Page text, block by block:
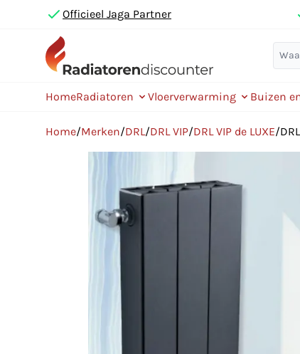
Officieel Jaga Partner
HomeRadiatoren Vloerverwarming Buizen
Home/Merken/DRL/DRL VIP/DRL VIP de LUXE/